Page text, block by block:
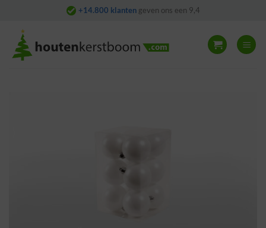
content
+14.800 klantengeven ons een 9,4